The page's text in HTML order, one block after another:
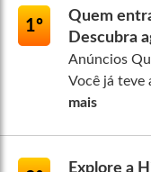
1º
Quem
Descubra
Anúncios
Você já teve
mais
Explore a